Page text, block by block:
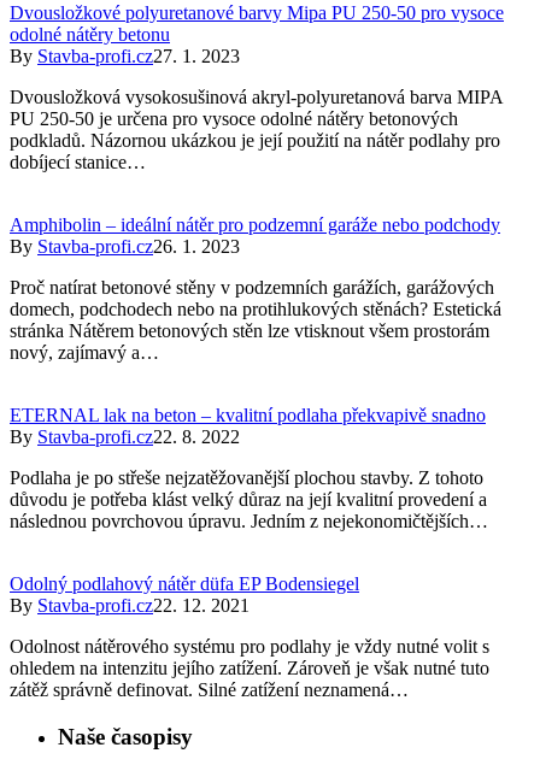
Dvousložkové polyuretanové barvy Mipa PU 250-50 pro vysoce
odolné nátěry betonu
By Stavba-profi.cz27. 1. 2023
Dvousložková vysokosušinová akryl-polyuretanová barva MIPA
PU 250-50 je určena pro vysoce odolné nátěry betonových
podkladů. Názornou ukázkou je její použití na nátěr podlahy pro
dobíjecí stanice…
Amphibolin – ideální nátěr pro podzemní garáže nebo podchody
By Stavba-profi.cz26. 1. 2023
Proč natírat betonové stěny v podzemních garážích, garážových
domech, podchodech nebo na protihlukových stěnách? Estetická
stránka Nátěrem betonových stěn lze vtisknout všem prostorám
nový, zajímavý a…
ETERNAL lak na beton – kvalitní podlaha překvapivě snadno
By Stavba-profi.cz22. 8. 2022
Podlaha je po střeše nejzatěžovanější plochou stavby. Z tohoto
důvodu je potřeba klást velký důraz na její kvalitní provedení a
následnou povrchovou úpravu. Jedním z nejekonomičtějších…
Odolný podlahový nátěr düfa EP Bodensiegel
By Stavba-profi.cz22. 12. 2021
Odolnost nátěrového systému pro podlahy je vždy nutné volit s
ohledem na intenzitu jejího zatížení. Zároveň je však nutné tuto
zátěž správně definovat. Silné zatížení neznamená…
Naše časopisy